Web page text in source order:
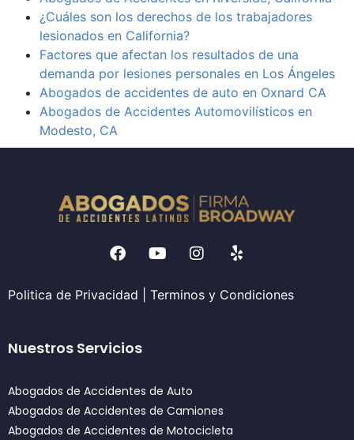
¿Cuáles son los derechos de los trabajadores
lesionados en California?
Factores que afectan los resultados de una
demanda por lesiones personales en Los Ángeles
Abogados de accidentes de auto en Oxnard CA
Abogados de Accidentes Automovilísticos en
Modesto, CA
Politica de Privacidad Terminos y Condiciones
Nuestros Servicios
Abogados de Accidentes de Auto
Abogados de Accidentes de Camiones
Abogados de Accidentes de Motocicleta